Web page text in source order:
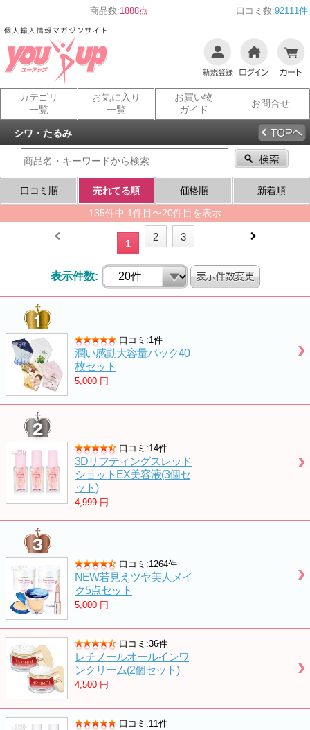
商品数:1888点 口コミ数:92111件
カテゴリ
一覧
お気に入り
一覧
お買い物
ガイド
お問合せ
シワ・たるみ
口コミ順 売れてる順 価格順
新着順
135件中 1件目〜20件目を表示
1
2 3
表示件数:
口コミ:1件
潤い感動大容量パック40
枚セット
5,000 円
口コミ:14件
3Dリフティングスレッド
ショットEX美容液(3個セ
ット)
4,999 円
口コミ:1264件
NEW若見えツヤ美人メイ
ク5点セット
5,000 円
口コミ:36件
レチノールオールインワ
ンクリーム(2個セット)
4,500 円
口コミ:11件